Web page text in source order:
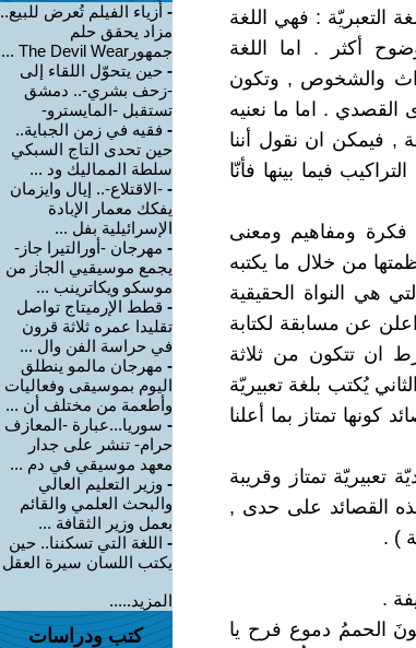
التعبريّة : فهي اللغة
أكثر . اما اللغة
والشخوص , وتكون
القصدي . اما ما نعنيه
, فيمكن ان نقول أننا
فيما بينها فأنّا
فكرة ومفاهيم ومعنى
من خلال ما يكتبه
هي النواة الحقيقية
عن مسابقة لكتابة
ان تتكون من ثلاثة
يُكتب بلغة تعبيريّة
كونها تمتاز بما أعلنا
تمتاز وقريبة
القصائد على حدى ,
) .
الحممُ دموع فرح يا
- أزياء الفيلم تُعرض للبيع..
مزاد يحقق حلم
جمهورThe Devil Wear ...
- حين يتحوّل اللقاء إلى
-زحف بشري-.. دمشق
تستقبل -المايسترو-
- فقيه في زمن الجباية..
حين تحدى التاج السبكي
سلطة المماليك ود ...
- -الاقتلاع-.. إيال وايزمان
يفكك معمار الإبادة
الإسرائيلية بفل ...
- مهرجان -أورالتيرا جاز-
يجمع موسيقيي الجاز من
موسكو ويكاترينب ...
- قطط الإرميتاج تواصل
تقليدا عمره ثلاثة قرون
في حراسة الفن وال ...
- مهرجان مالمو ينطلق
اليوم بموسيقى وفعاليات
وأطعمة من مختلف أن ...
- سوريا...عبارة -المعازف
حرام- تنشر على جدار
معهد موسيقي في دم ...
- وزير التعليم العالي
والبحث العلمي والقائم
بعمل وزير الثقافة ...
- اللغة التي تسكننا.. حين
يكتب اللسان سيرة العقل
المزيد.....
كتب ودراسات